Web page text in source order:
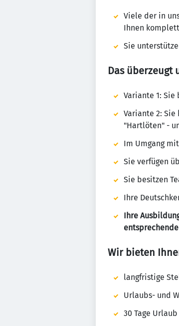
Viele der in
Ihnen
Sie
Das überzeugt
Variante 1:
Variante 2:
"Hartlöten" -
Im Umgang
Sie verfügen
Sie besitzen
Ihre
Ihre
Wir bieten
langfristige
Urlaubs- und
30 Tage Urlaub